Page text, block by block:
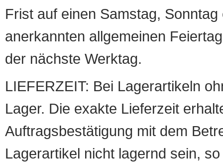
Frist auf einen Samstag,
anerkannten allgemeinen
der nächste Werktag.
LIEFERZEIT: Bei Lagerartikeln
Lager. Die exakte Lieferzeit
Auftragsbestätigung mit dem
Lagerartikel nicht lagernd sein,